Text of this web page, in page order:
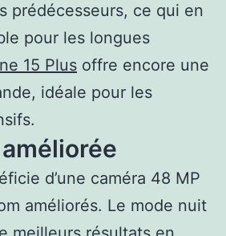
prédécesseurs, ce qui en
pour les longues
15 Plus offre encore une
idéale pour les
d’une caméra 48 MP
améliorés. Le mode nuit